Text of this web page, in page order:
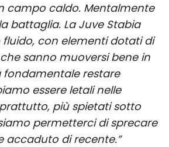
campo caldo. Mentalmente
battaglia. La Juve Stabia
con elementi dotati di
sanno muoversi bene in
fondamentale restare
essere letali nelle
più spietati sotto
permetterci di sprecare
accaduto di recente.”